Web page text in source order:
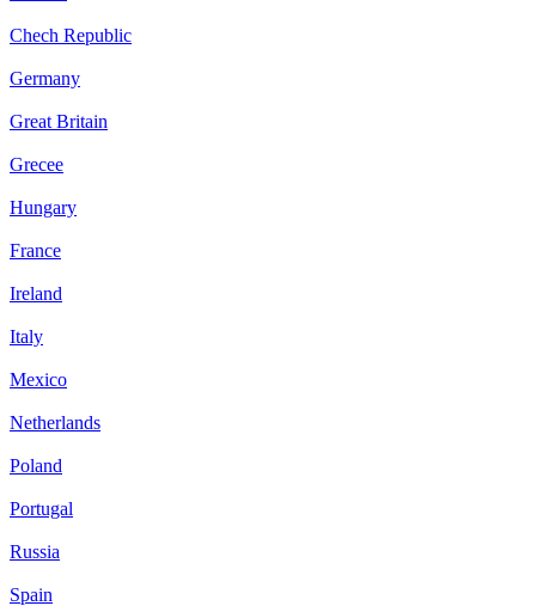
Chech Republic
Germany
Great Britain
Grecee
Hungary
France
Ireland
Italy
Mexico
Netherlands
Poland
Portugal
Russia
Spain